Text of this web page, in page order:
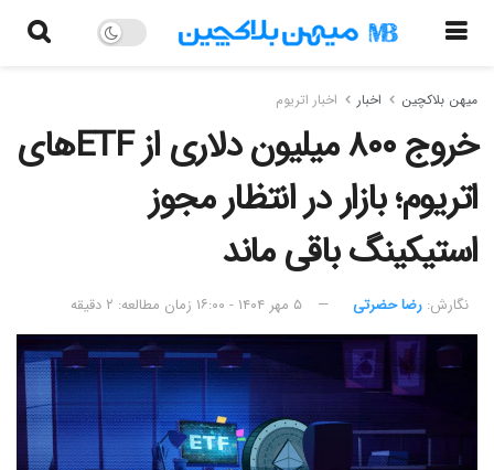
میهن بلاکچین اخبار اخبار اتریوم
خروج ۸۰۰ میلیون دلاری از ETFهای
اتریوم؛ بازار در انتظار مجوز
استیکینگ باقی ماند
نگارش:‌ رضا حضرتی ۵ مهر ۱۴۰۴ - ۱۶:۰۰ زمان مطالعه: ۲ دقیقه